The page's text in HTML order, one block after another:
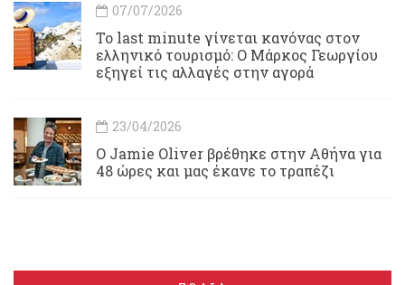
07/07/2026
Το last minute γίνεται κανόνας στον
ελληνικό τουρισμό: Ο Μάρκος Γεωργίου
εξηγεί τις αλλαγές στην αγορά
23/04/2026
Ο Jamie Oliver βρέθηκε στην Αθήνα για
48 ώρες και μας έκανε το τραπέζι